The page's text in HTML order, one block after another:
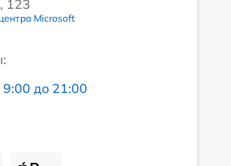
123
Microsoft
до 21:00